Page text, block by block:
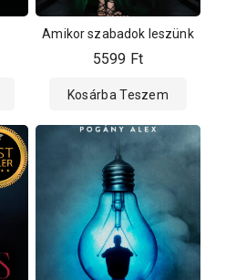
Amikor szabadok leszünk
5599 Ft
Kosárba Teszem